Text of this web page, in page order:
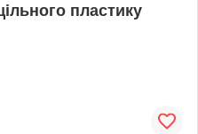
пластику